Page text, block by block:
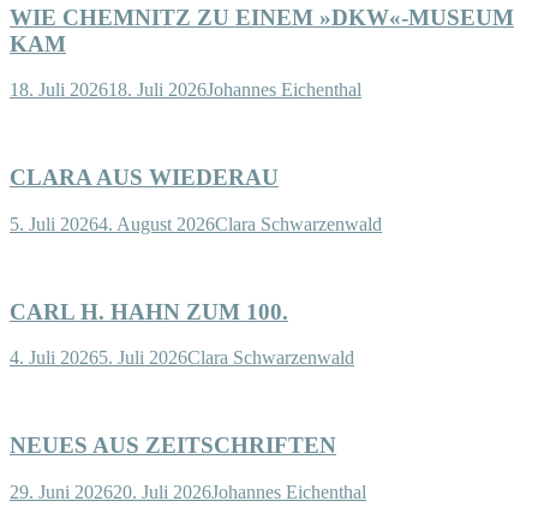
WIE CHEMNITZ ZU EINEM »DKW«-MUSEUM
KAM
18. Juli 202618. Juli 2026Johannes Eichenthal
CLARA AUS WIEDERAU
5. Juli 20264. August 2026Clara Schwarzenwald
CARL H. HAHN ZUM 100.
4. Juli 20265. Juli 2026Clara Schwarzenwald
NEUES AUS ZEITSCHRIFTEN
29. Juni 202620. Juli 2026Johannes Eichenthal